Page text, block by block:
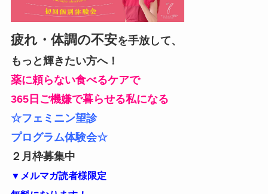
疲れ・体調の不安を手放して、
もっと輝きたい方へ！
薬に頼らない食べるケアで
365日ご機嫌で暮らせる私になる
☆フェミニン望診
プログラム体験会☆
２月枠募集中
▼メルマガ読者様限定